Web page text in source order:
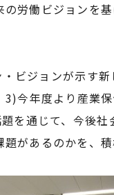
労働ビジョンを
ビジョンが示す
今年度より産業
通じて、今後
があるのかを、積